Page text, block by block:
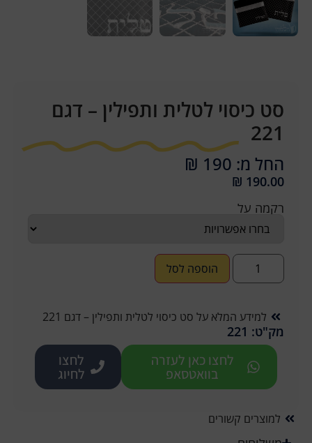
סט כיסוי לטלית ותפילין – דגם
221
החל מ: 190 ₪
₪ 190.00
רקמה על
הוספה לסל
למידע המלא על סט כיסוי לטלית ותפילין – דגם 221
מק"ט: 221
לחצו כאן לעזרה
בוואטסאפ
לחצו
לחיוג
למוצרים קשורים